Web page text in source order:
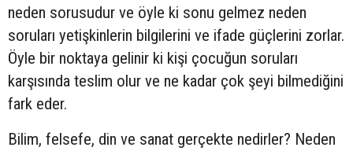
neden sorusudur ve öyle ki sonu gelmez neden
soruları yetişkinlerin bilgilerini ve ifade güçlerini zorlar.
Öyle bir noktaya gelinir ki kişi çocuğun soruları
karşısında teslim olur ve ne kadar çok şeyi bilmediğini
fark eder.
Bilim, felsefe, din ve sanat gerçekte nedirler? Neden